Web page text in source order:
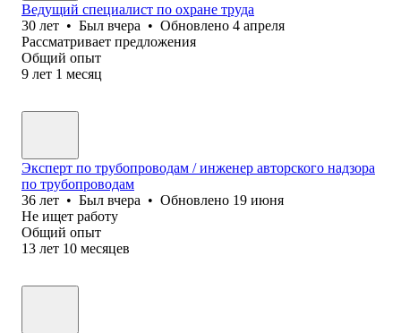
Ведущий специалист по охране труда
30 лет • Был вчера • Обновлено 4 апреля
Рассматривает предложения
Общий опыт
9 лет 1 месяц
Эксперт по трубопроводам / инженер авторского надзора
по трубопроводам
36 лет • Был вчера • Обновлено 19 июня
Не ищет работу
Общий опыт
13 лет 10 месяцев